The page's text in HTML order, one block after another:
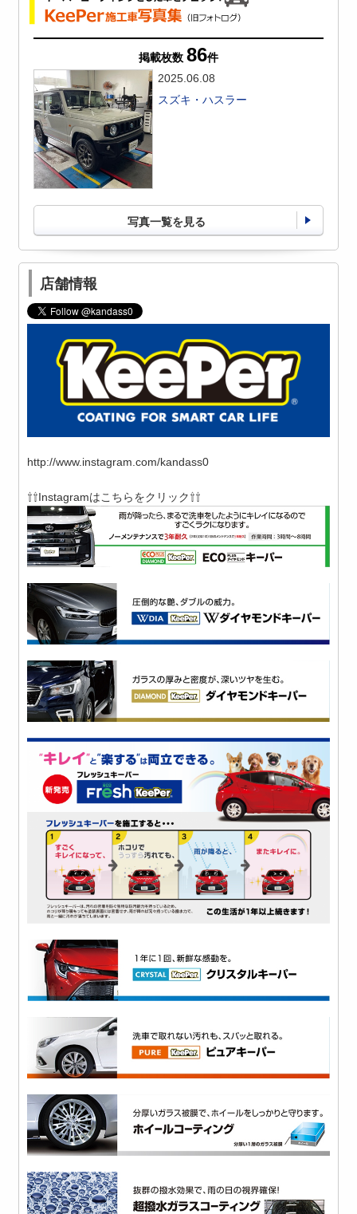
掲載枚数 86件
2025.06.08
スズキ・ハスラー
写真一覧を見る
店舗情報
http://www.instagram.com/kandass0
⇧⇧Instagramはこちらをクリック⇧⇧